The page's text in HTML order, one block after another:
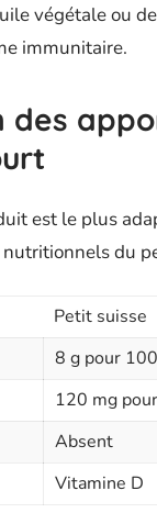
végétale ou
immunitaire.
des
est le plus
du
Petit suisse
8 g pour
120 mg
Absent
Vitamine D